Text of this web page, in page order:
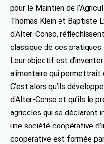
pour le Maintien de
Thomas Klein et Baptiste
d’Alter-Conso,
classique de ces
Leur objectif est
alimentaire qui permettrait
C’est alors qu’ils
d’Alter-Conso et qu’ils le
agricoles qui se déclarent
une société coopérative
coopérative est formée